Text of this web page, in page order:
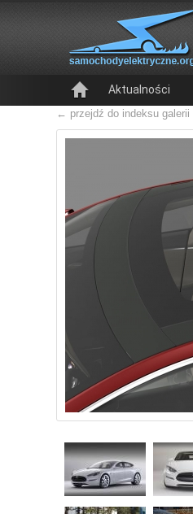
Aktualności
← przejdź do indeksu galerii